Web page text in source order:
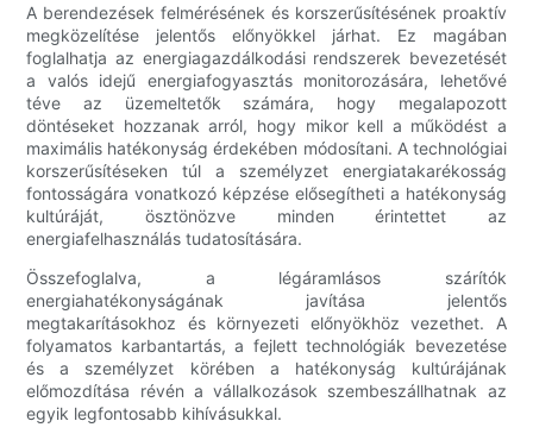
A berendezések felmérésének és korszerűsítésének proaktív
megközelítése jelentős előnyökkel járhat. Ez magában
foglalhatja az energiagazdálkodási rendszerek bevezetését
a valós idejű energiafogyasztás monitorozására, lehetővé
téve az üzemeltetők számára, hogy megalapozott
döntéseket hozzanak arról, hogy mikor kell a működést a
maximális hatékonyság érdekében módosítani. A technológiai
korszerűsítéseken túl a személyzet energiatakarékosság
fontosságára vonatkozó képzése elősegítheti a hatékonyság
kultúráját, ösztönözve minden érintettet az
energiafelhasználás tudatosítására.
Összefoglalva, a légáramlásos szárítók
energiahatékonyságának javítása jelentős
megtakarításokhoz és környezeti előnyökhöz vezethet. A
folyamatos karbantartás, a fejlett technológiák bevezetése
és a személyzet körében a hatékonyság kultúrájának
előmozdítása révén a vállalkozások szembeszállhatnak az
egyik legfontosabb kihívásukkal.